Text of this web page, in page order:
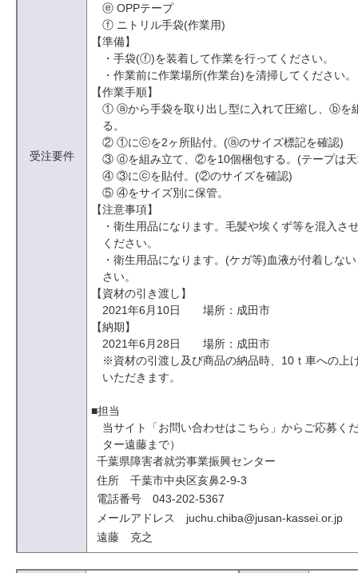
受注要件
ⓔ OPPテープ
ⓕ ニトリル手袋(作業用)
【準備】
・手袋(ⓕ)を装着して作業を行ってください。
・作業前に作業場所(作業台)を清掃してください。
【作業手順】
① ⓐから手袋を取り出し型に入れて圧縮し、ⓑを
る。
② ①にⓒを2ヶ所貼付。(ⓐのサイズ標記を確認)
③ ⓓを組み立て、②を10個梱包する。(テープは天
④ ③にⓒを貼付。(②のサイズを確認)
⑤ ④をサイズ別に保管。
【注意事項】
・衛生用品になります。毛髪や埃くず等を混入さ
ください。
・衛生用品になります。(ケガ等)血液が付着しな
さい。
【資材の引き渡し】
2021年6月10日 場所：成田市
【納期】
2021年6月28日 場所：成田市
※資材の引渡し及び商品の納品時、10ｔ車への上
いただきます。
■担当
当サイト「お問い合わせはこちら」からご応募く
ター遠藤まで）
千葉県障害者就労事業振興センター
住所 千葉市中央区亥鼻2-9-3
電話番号 043-202-5367
メールアドレス juchu.chiba@jusan-kassei.or.jp
遠藤 克之